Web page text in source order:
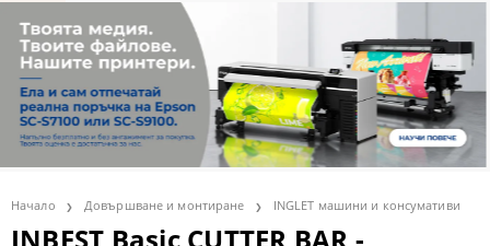
Начало Довършване и монтиране INGLET машини и консумативи